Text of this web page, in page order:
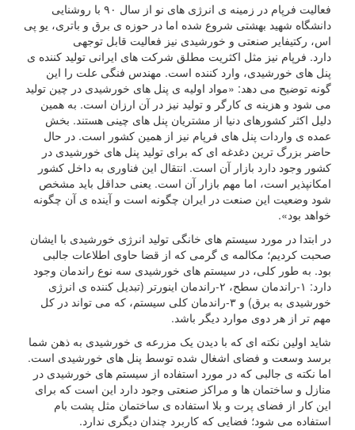
فعالیت فرپام در زمینه ی انرژی های نو از سال ۹۰ با روشنایی
دانشگاه شهید بهشتی شروع شده اما در حوزه ی برق و باتری، یو پی
اس، رکتیفایر صنعتی و خورشیدی نیز فعالیت قابل توجهی
دارد. فرپام نیز مثل اکثریت مطلق شرکت های ایرانی تولید کننده ی
پنل های خورشیدی، وارد کننده است. مهندس فنگی علت را این
گونه توضیح می دهد: «مواد اولیه ی پنل های خورشیدی در چین تولید
می شود و هزینه ی کارگر و تولید نیز در آن ارزان است. به همین
دلیل اکثر کشورهای دنیا از مشتریان پنل های چینی هستند. بخش
عمده ی واردات پنل های فرپام نیز از همین کشور است. در حال
حاضر بزرگ ترین دغدغه ای که برای تولید پنل های خورشیدی در
کشور وجود دارد بازار آن است. انتقال این فناوری به داخل کشور
امکانپذیر است، اما مهم بازار آن است. یعنی حداقل باید مشخص
شود وضعیت این صنعت در ایران چگونه است و آینده ی آن چگونه
خواهد بود».
در ابتدا در مورد سیستم های خانگی تولید انرژی خورشیدی با ایشان
صحبت کردیم؛ مکالمه ی گرمی که از قضا حاوی اطلاعات جالبی
بود. به طور کلی، در سیستم های خورشیدی سه نوع راندمان وجود
دارد: ۱-راندمان سطح، ۲-راندمان اینورتر (تبدیل کننده ی انرژی
خورشیدی به برق) و ۳-راندمان کلی سیستم، که می تواند در کل
مهم تر از هر دوی موارد دیگر باشد.
شاید اولین نکته ای که با دیدن یک مزرعه ی خورشیدی به ذهن شما
برسد وسعت و فضای اشغال شده توسط پنل های خورشیدی است.
اما نکته ی جالبی که در مورد استفاده از سیستم های خورشیدی در
منازل و ساختمان ها و مراکز صنعتی وجود دارد این است که برای
این کار از فضای پرت و بلا استفاده ی ساختمان مثل پشت بام
استفاده می شود؛ فضایی که کاربرد چندان دیگری ندارد.